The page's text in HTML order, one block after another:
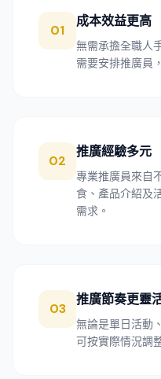
01
成本效益更高
無需承擔全職人
需要安排推廣員
02
推廣經驗多元
專業推廣員來自
食、產品介紹及
需求。
03
推廣節奏更靈
無論是單日活動
可按實際情況調